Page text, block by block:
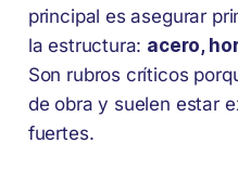
principal es asegurar
la estructura: acero,
Son rubros críticos
de obra y suelen estar
fuertes.